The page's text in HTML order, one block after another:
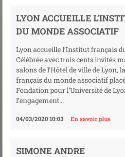
LYON ACCUEILLE
DU MONDE ASSOCIATIF
Lyon accueille l’Institut français
Célébrée avec trois cents invités
salons de l’Hôtel de ville de Lyon,
français du monde associatif placé
Fondation pour l’Université de
l’engagement...
04/03/2020 10:03 En savoir plus
SIMONE ANDRE